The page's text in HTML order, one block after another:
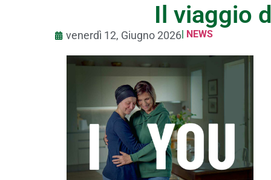
Il viaggio
venerdì 12, Giugno 2026| NEWS